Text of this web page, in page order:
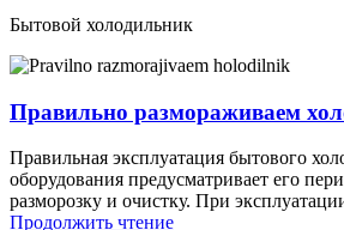
Бытовой холодильник
Правильно размораживаем
Правильная эксплуатация бытового
оборудования предусматривает его
разморозку и очистку. При
Продолжить чтение